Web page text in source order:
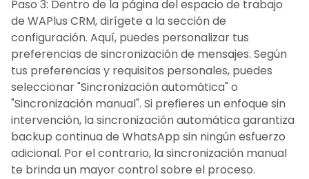
Paso 3: Dentro de la página del espacio de trabajo
de WAPlus CRM, dirígete a la sección de
configuración. Aquí, puedes personalizar tus
preferencias de sincronización de mensajes. Según
tus preferencias y requisitos personales, puedes
seleccionar "Sincronización automática" o
"Sincronización manual". Si prefieres un enfoque sin
intervención, la sincronización automática garantiza
backup continua de WhatsApp sin ningún esfuerzo
adicional. Por el contrario, la sincronización manual
te brinda un mayor control sobre el proceso.